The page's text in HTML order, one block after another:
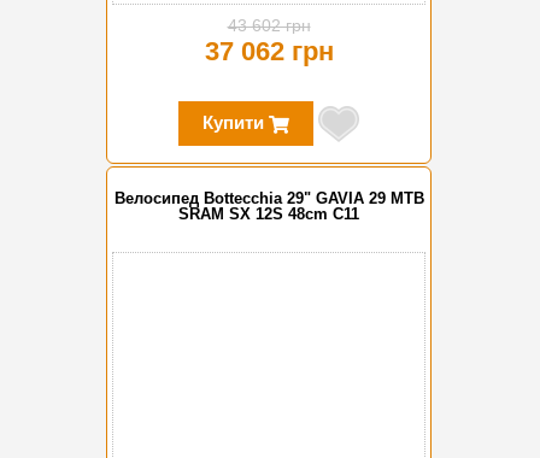
43 602 грн
37 062 грн
Купити
Велосипед Bottecchia 29" GAVIA 29 MTB
SRAM SX 12S 48cm C11